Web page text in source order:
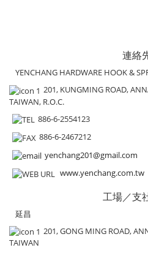
連絡
YENCHANG HARDWARE HOOK &
201, KUNGMING ROAD,
TAIWAN, R.O.C.
886-6-2554123
886-6-2467212
yenchang201@gmail.com
www.yenchang.com.tw
工場／支
延昌
201, GONG MING ROAD,
TAIWAN